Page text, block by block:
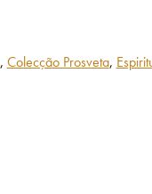
, Colecção Prosveta,